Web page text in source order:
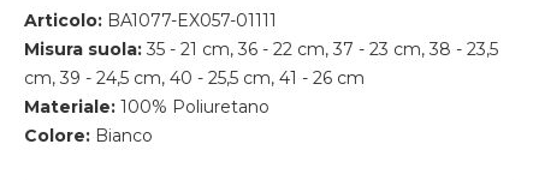
Articolo: BA1077-EX057-01111
Misura suola: 35 - 21 cm, 36 - 22 cm, 37 - 23 cm, 38 - 23,5
cm, 39 - 24,5 cm, 40 - 25,5 cm, 41 - 26 cm
Materiale: 100% Poliuretano
Colore: Bianco